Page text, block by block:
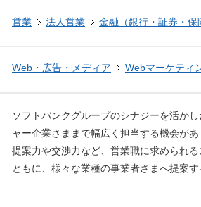
営業 法人営業 金融（銀行・証券・保
Web・広告・メディア Webマーケティ
ソフトバンクグループのシナジーを活か
ャー企業さままで幅広く担当する機会があ
提案力や交渉力など、営業職に求められ
ともに、様々な業種の事業者さまへ提案す